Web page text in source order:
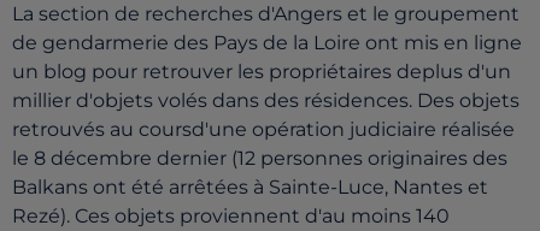
La section de recherches d'Angers et le groupement
de gendarmerie des Pays de la Loire ont mis en ligne
un blog pour retrouver les propriétaires deplus d'un
millier d'objets volés dans des résidences. Des objets
retrouvés au coursd'une opération judiciaire réalisée
le 8 décembre dernier (12 personnes originaires des
Balkans ont été arrêtées à Sainte-Luce, Nantes et
Rezé). Ces objets proviennent d'au moins 140